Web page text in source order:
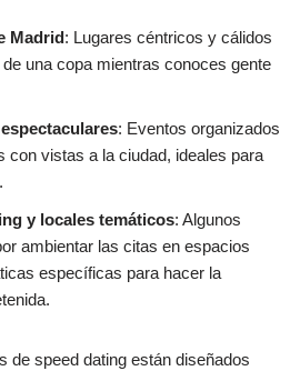
Madrid: Lugares céntricos y cálidos
una copa mientras conoces gente
: Eventos organizados
con vistas a la ciudad, ideales para
y locales temáticos: Algunos
ambientar las citas en espacios
específicas para hacer la
de speed dating están diseñados